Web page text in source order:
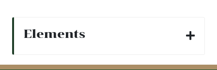
Elements